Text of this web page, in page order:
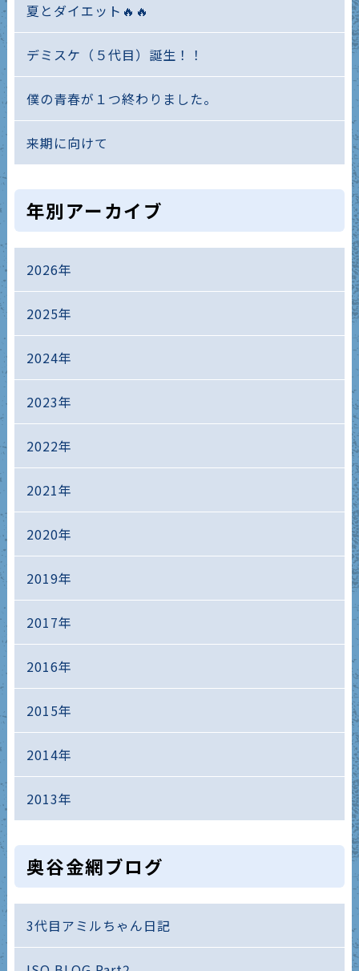
夏とダイエット🔥🔥
デミスケ（５代目）誕生！！
僕の青春が１つ終わりました。
来期に向けて
年別アーカイブ
2026年
2025年
2024年
2023年
2022年
2021年
2020年
2019年
2017年
2016年
2015年
2014年
2013年
奥谷金網ブログ
3代目アミルちゃん日記